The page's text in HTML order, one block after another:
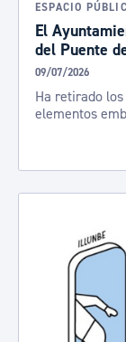
ESPACIO
El
del Puente
09/07/2026
Ha retirado
elementos